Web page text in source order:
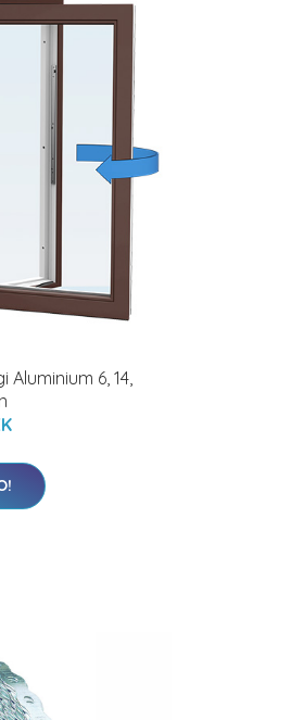
Aluminium 6, 14,